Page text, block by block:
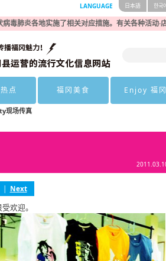
毒肺炎各地实施了相关对应措施。有关各种活动·
LANGUAGE 日本語 한국
点 福冈美食 Enjoy 福冈
现场传真
| Next
欢迎。